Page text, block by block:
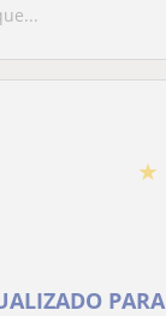
★
PARA